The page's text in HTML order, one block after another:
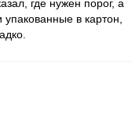
где нужен порог, а
в картон,